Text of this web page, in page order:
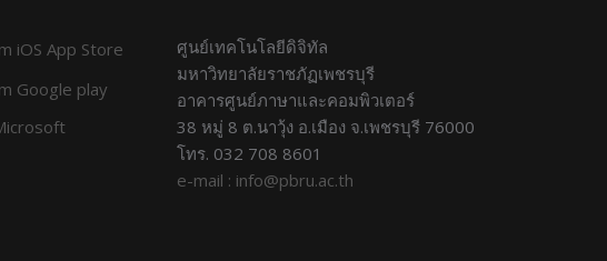
ศูนย์เทคโนโลยีดิจิทัล
มหาวิทยาลัยราชภัฏเพชรบุรี
อาคารศูนย์ภาษาและคอมพิวเตอร์
38 หมู่ 8 ต.นาวุ้ง อ.เมือง จ.เพชรบุรี 76000
โทร. 032 708 8601
e-mail : info@pbru.ac.th